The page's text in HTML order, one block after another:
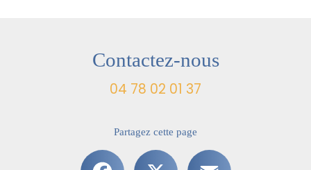
Contactez-nous
04 78 02 01 37
Partagez cette page
Facebook